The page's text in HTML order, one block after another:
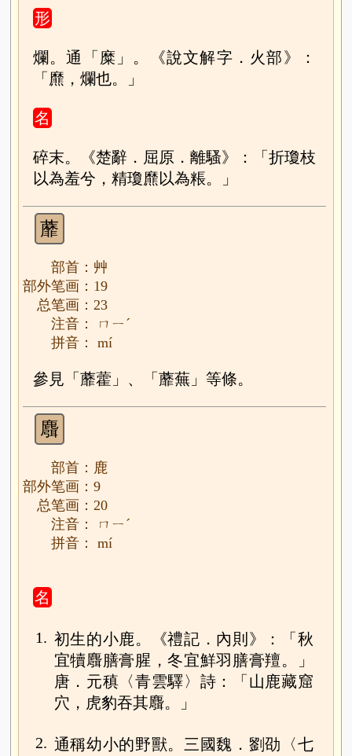
形
爛。通「糜」。《說文解字．火部》：
「爢，爛也。」
名
碎末。《楚辭．屈原．離騷》：「折瓊枝
以為羞兮，精瓊爢以為粻。」
蘼
部首：艸
部外笔画：19
总笔画：23
注音： ㄇㄧˊ
拼音： mí
參見「蘼藿」、「蘼蕪」等條。
麛
部首：鹿
部外笔画：9
总笔画：20
注音： ㄇㄧˊ
拼音： mí
名
1. 初生的小鹿。《禮記．內則》：「秋
宜犢麛膳膏腥，冬宜鮮羽膳膏羶。」
唐．元稹〈青雲驛〉詩：「山鹿藏窟
穴，虎豹吞其麛。」
2. 通稱幼小的野獸。三國魏．劉劭〈七